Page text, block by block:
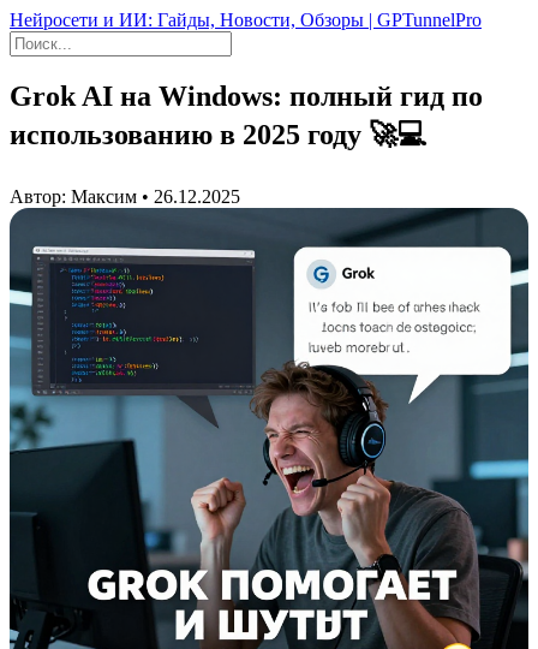
Нейросети и ИИ: Гайды, Новости, Обзоры | GPTunnelPro
Grok AI на Windows: полный гид по
использованию в 2025 году 🚀💻
Автор: Максим • 26.12.2025